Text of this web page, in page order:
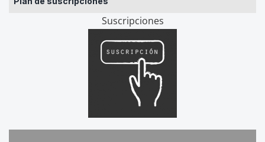
Suscripciones